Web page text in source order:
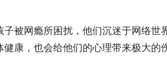
被网瘾所困扰，他们沉迷于网络世
康，也会给他们的心理带来极大的